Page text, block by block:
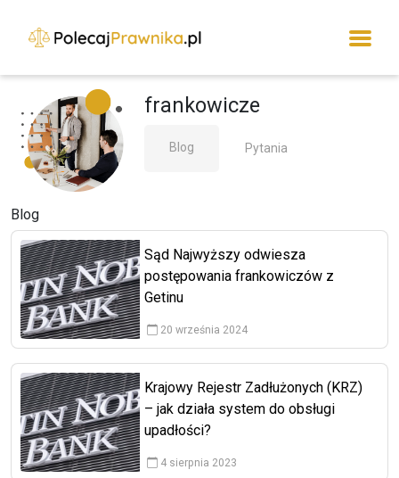
frankowicze
Blog Pytania
Blog
Sąd Najwyższy odwiesza
postępowania frankowiczów z
Getinu
20 września 2024
Krajowy Rejestr Zadłużonych (KRZ)
– jak działa system do obsługi
upadłości?
4 sierpnia 2023